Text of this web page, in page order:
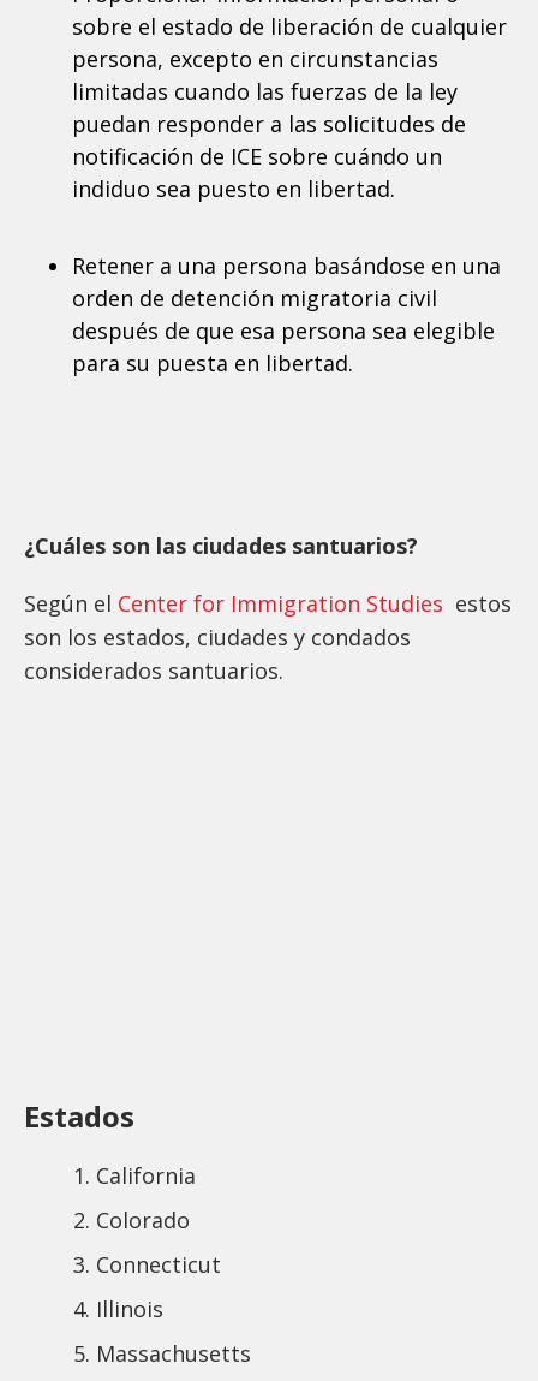
sobre el estado de liberación de cualquier
persona, excepto en circunstancias
limitadas cuando las fuerzas de la ley
puedan responder a las solicitudes de
notificación de ICE sobre cuándo un
indiduo sea puesto en libertad.
Retener a una persona basándose en una
orden de detención migratoria civil
después de que esa persona sea elegible
para su puesta en libertad.
¿Cuáles son las ciudades santuarios?
Según el Center for Immigration Studies estos
son los estados, ciudades y condados
considerados santuarios.
Estados
California
Colorado
Connecticut
Illinois
Massachusetts